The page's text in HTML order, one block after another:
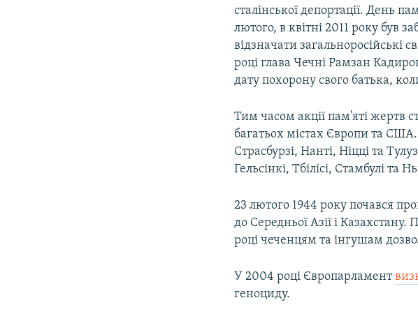
сталінської депортації. День
лютого, в квітні 2011 року був
відзначати загальноросійські
році глава Чечні Рамзан
дату похорону свого батька,
Тим часом акції пам'яті жертв
багатьох містах Європи та
Страсбурзі, Нанті, Ніцці та
Гельсінкі, Тбілісі, Стамбулі та
23 лютого 1944 року почався
до Середньої Азії і
році чеченцям та інгушам
У 2004 році Європарламент
геноциду.